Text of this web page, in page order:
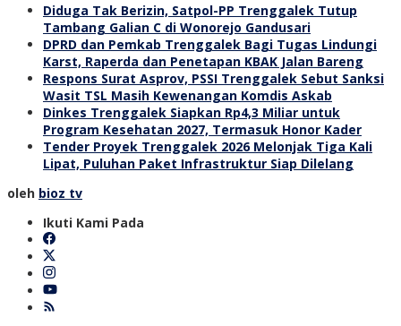
Diduga Tak Berizin, Satpol-PP Trenggalek Tutup
Tambang Galian C di Wonorejo Gandusari
DPRD dan Pemkab Trenggalek Bagi Tugas Lindungi
Karst, Raperda dan Penetapan KBAK Jalan Bareng
Respons Surat Asprov, PSSI Trenggalek Sebut Sanksi
Wasit TSL Masih Kewenangan Komdis Askab
Dinkes Trenggalek Siapkan Rp4,3 Miliar untuk
Program Kesehatan 2027, Termasuk Honor Kader
Tender Proyek Trenggalek 2026 Melonjak Tiga Kali
Lipat, Puluhan Paket Infrastruktur Siap Dilelang
oleh bioz tv
Ikuti Kami Pada